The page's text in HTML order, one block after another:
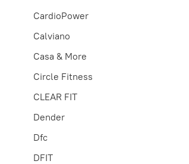
CardioPower
Calviano
Casa & More
Circle Fitness
CLEAR FIT
Dender
Dfc
DFIT